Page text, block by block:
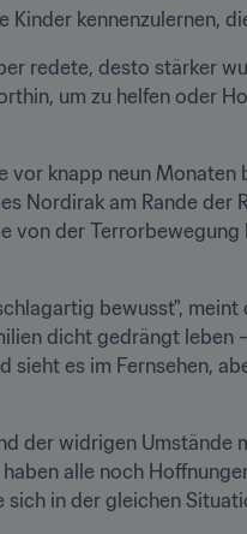
Kinder kennenzulernen,
redete, desto stärker
um zu helfen oder
knapp neun Monaten
Nordirak am Rande der
der
bewusst",
dicht gedrängt
es im Fernsehen,
der widrigen Umstände
alle noch
in der gleichen